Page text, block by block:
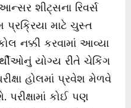
શીટ્સના રિવર્સ
પ્રક્રિયા માટે ચુસ્ત
નક્કી કરવામાં આવ્યા
યોગ્ય રીતે ચેકિંગ
હોલમાં પ્રવેશ મેળવે
કોઈ પણ